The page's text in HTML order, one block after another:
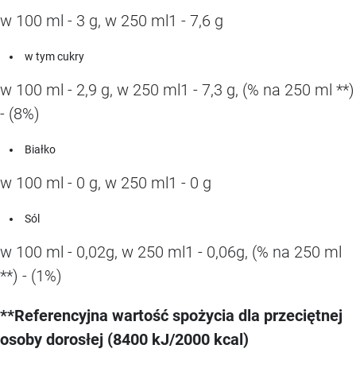
w 100 ml - 3 g, w 250 ml1 - 7,6 g
w tym cukry
w 100 ml - 2,9 g, w 250 ml1 - 7,3 g, (% na 250 ml **)
- (8%)
Białko
w 100 ml - 0 g, w 250 ml1 - 0 g
Sól
w 100 ml - 0,02g, w 250 ml1 - 0,06g, (% na 250 ml
**) - (1%)
**Referencyjna wartość spożycia dla przeciętnej
osoby dorosłej (8400 kJ/2000 kcal)